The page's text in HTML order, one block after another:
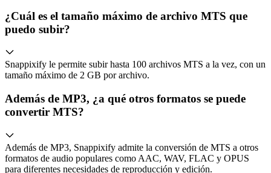
¿Cuál es el tamaño máximo de archivo MTS que
puedo subir?
Snappixify le permite subir hasta 100 archivos MTS a la vez, con un
tamaño máximo de 2 GB por archivo.
Además de MP3, ¿a qué otros formatos se puede
convertir MTS?
Además de MP3, Snappixify admite la conversión de MTS a otros
formatos de audio populares como AAC, WAV, FLAC y OPUS
para diferentes necesidades de reproducción y edición.